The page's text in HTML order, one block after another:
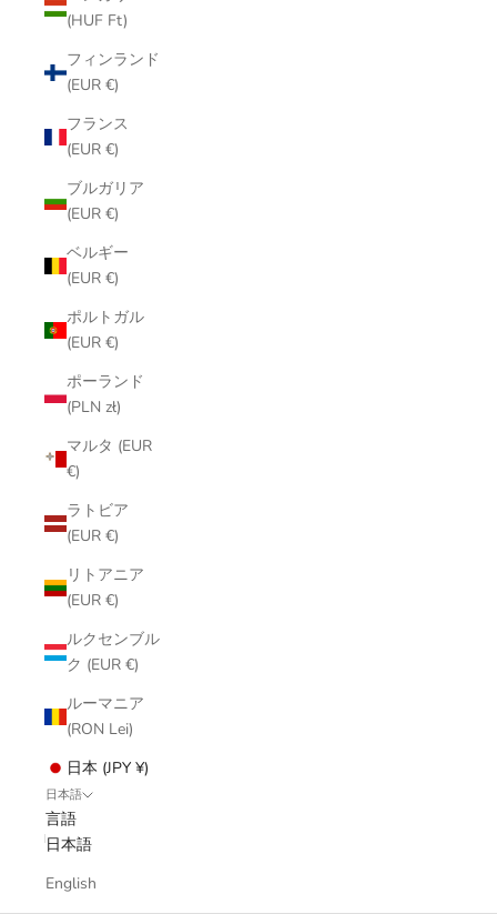
(HUF Ft)
フィンランド
(EUR €)
フランス
(EUR €)
ブルガリア
(EUR €)
ベルギー
(EUR €)
ポルトガル
(EUR €)
ポーランド
(PLN zł)
マルタ (EUR
€)
ラトビア
(EUR €)
リトアニア
(EUR €)
ルクセンブル
ク (EUR €)
ルーマニア
(RON Lei)
日本 (JPY ¥)
日本語
言語
日本語
English